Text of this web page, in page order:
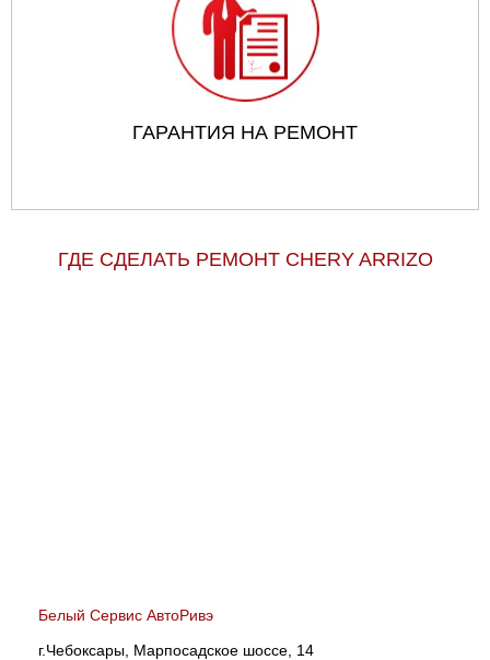
ГАРАНТИЯ НА РЕМОНТ
ГДЕ СДЕЛАТЬ РЕМОНТ CHERY ARRIZO
Белый Сервис АвтоРивэ
г.Чебоксары, Марпосадское шоссе, 14